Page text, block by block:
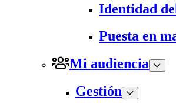
Identidad
Puesta en
Mi audiencia
Gestión